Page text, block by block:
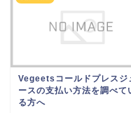
Vegeetsコールドプレスジ
ースの支払い方法を調べて
る方へ